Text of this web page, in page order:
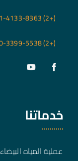
(+2) 011-4133-8363
(+2) 010-3399-5538
خدماتنا
عملية المياه البيضاء